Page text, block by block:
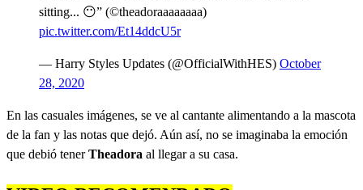
sitting... 😶” (©️theadoraaaaaaaa)
pic.twitter.com/Et14ddcU5r
— Harry Styles Updates (@OfficialWithHES) October
28, 2020
En las casuales imágenes, se ve al cantante alimentando a la mascota
de la fan y las notas que dejó. Aún así, no se imaginaba la emoción
que debió tenerTheadora al llegar a su casa.